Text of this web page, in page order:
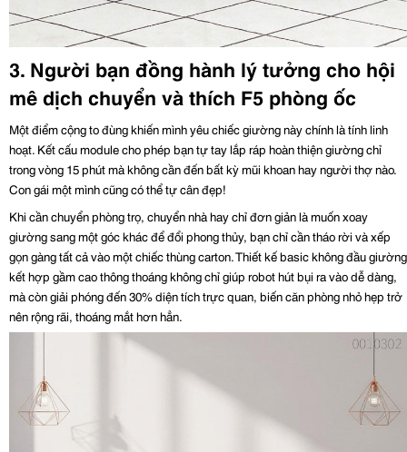
3. Người bạn đồng hành lý tưởng cho hội
mê dịch chuyển và thích F5 phòng ốc
Một điểm cộng to đùng khiến mình yêu chiếc giường này chính là tính linh
hoạt. Kết cấu module cho phép bạn tự tay lắp ráp hoàn thiện giường chỉ
trong vòng 15 phút mà không cần đến bất kỳ mũi khoan hay người thợ nào.
Con gái một mình cũng có thể tự cân đẹp!
Khi cần chuyển phòng trọ, chuyển nhà hay chỉ đơn giản là muốn xoay
giường sang một góc khác để đổi phong thủy, bạn chỉ cần tháo rời và xếp
gọn gàng tất cả vào một chiếc thùng carton. Thiết kế basic không đầu giường
kết hợp gầm cao thông thoáng không chỉ giúp robot hút bụi ra vào dễ dàng,
mà còn giải phóng đến 30% diện tích trực quan, biến căn phòng nhỏ hẹp trở
nên rộng rãi, thoáng mắt hơn hẳn.